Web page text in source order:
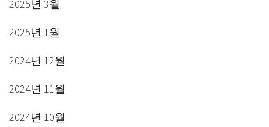
2025년 3월
2025년 1월
2024년 12월
2024년 11월
2024년 10월